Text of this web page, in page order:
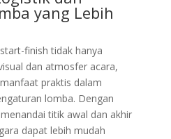
yang Lebih
finish tidak hanya
dan atmosfer acara,
praktis dalam
lomba. Dengan
titik awal dan akhir
dapat lebih mudah